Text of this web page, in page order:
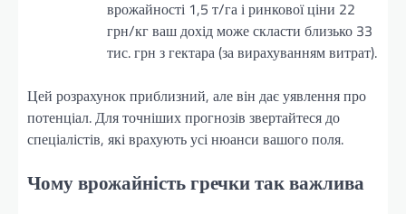
врожайності 1,5 т/га і ринкової ціни 22
грн/кг ваш дохід може скласти близько 33
тис. грн з гектара (за вирахуванням витрат).
Цей розрахунок приблизний, але він дає уявлення про
потенціал. Для точніших прогнозів звертайтеся до
спеціалістів, які врахують усі нюанси вашого поля.
Чому врожайність гречки так важлива